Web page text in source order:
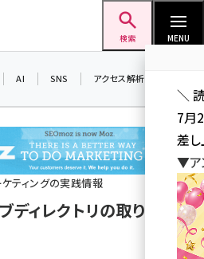
検索 MENU
AI SNS アクセス解析／データ分析
ティングの実践情報
ィレクトリの取り締ま
＼
7月
差し
▼ア